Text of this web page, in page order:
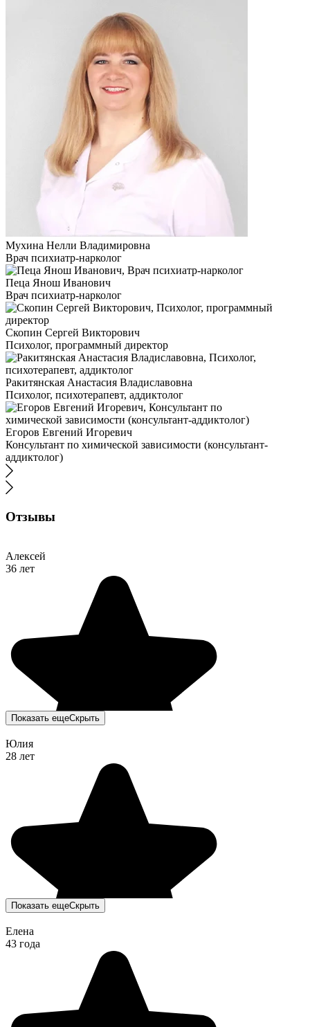
Мухина Нелли Владимировна
Врач психиатр-нарколог
Пеца Янош Иванович
Врач психиатр-нарколог
Скопин Сергей Викторович
Психолог, программный директор
Ракитянская Анастасия Владиславовна
Психолог, психотерапевт, аддиктолог
Егоров Евгений Игоревич
Консультант по химической зависимости (консультант-
аддиктолог)
Отзывы
Алексей
36 лет
Показать ещеСкрыть
Юлия
28 лет
Показать ещеСкрыть
Елена
43 года